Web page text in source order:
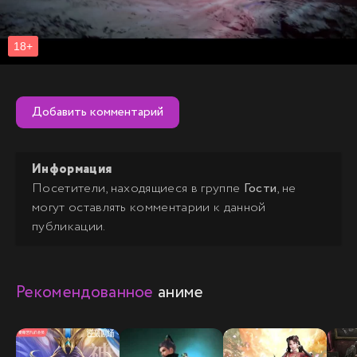
Добавить комментарий
Информация
Посетители, находящиеся в группе Гости, не
могут оставлять комментарии к данной
публикации.
Рекомендованное аниме